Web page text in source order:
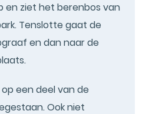
en ziet het berenbos van
Tenslotte gaat de
en dan naar de
een deel van de
Ook niet